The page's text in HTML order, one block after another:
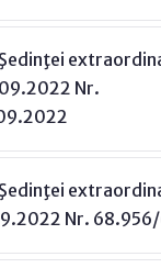
Şedinţei
Nr.
Şedinţei
Nr.